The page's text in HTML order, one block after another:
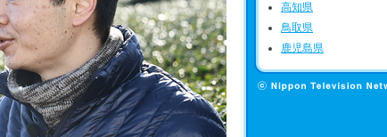
高知県
鳥取県
鹿児島県